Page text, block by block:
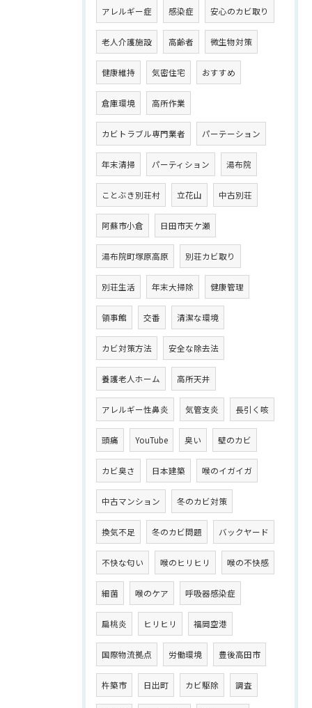
アレルギー症 感染症 安心のカビ取り
老人介護施設 高齢者 微生物対策
健康維持 気密住宅 おすすめ
倉庫環境 高所作業
カビトラブル専門業者 パーテーション
年末清掃 パーティション 湯布院
ことぶき別荘村 立花山 中古別荘
阿蘇市小倉 日田市天ケ瀬
湯布院町塚原高原 別荘カビ取り
別荘生活 年末大掃除 健康管理
領事館 交番 清潔な環境
カビ対策方法 安全な除去法
養護老人ホーム 高所天井
アレルギー性鼻炎 気管支炎 長引く咳
頭痛 YouTube 臭い 壁のカビ
カビ臭さ 日本建築 喉のイガイガ
中古マンション 冬のカビ対策
換気不足 冬のカビ問題 バックヤード
不快な匂い 喉のヒリヒリ 喉の不快感
細菌 喉のケア 呼吸器感染症
扁桃炎 ヒリヒリ 福岡空港
国際物流拠点 労働環境 豊後高田市
杵築市 日出町 カビ駆除 調査